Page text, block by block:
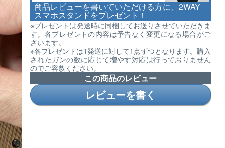
商品レビューを書いていただける方に、2WAY
スマホスタンドをプレゼント！
※プレゼントは発送時に同梱してお送りさせていただきま
す。各プレゼントの内容は予告なく変更になる場合がご
ざいます。
※各プレゼントは1発送に対して1点ずつとなります。購入
されたガンの数に応じて増やす対応は行っておりません
のでご容赦ください。
この商品のレビュー
レビューを書く